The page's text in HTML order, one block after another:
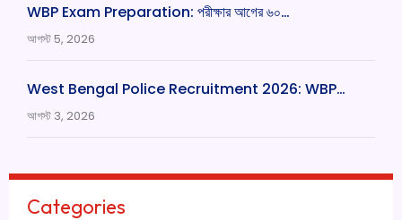
WBP Exam Preparation: পরীক্ষার আগের ৬০…
আগস্ট 5, 2026
West Bengal Police Recruitment 2026: WBP…
আগস্ট 3, 2026
Categories